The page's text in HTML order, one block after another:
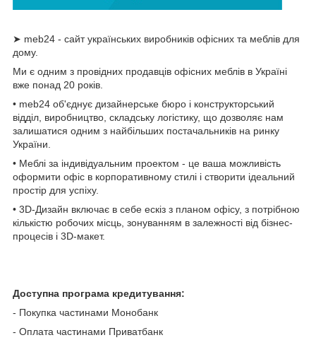
➤ meb24 - сайт українських виробників офісних та меблів для
дому.
Ми є одним з провідних продавців офісних меблів в Україні
вже понад 20 років.
• meb24 об'єднує дизайнерське бюро і конструкторський
відділ, виробництво, складську логістику, що дозволяє нам
залишатися одним з найбільших постачальників на ринку
України.
• Меблі за індивідуальним проектом - це ваша можливість
оформити офіс в корпоративному стилі і створити ідеальний
простір для успіху.
• 3D-Дизайн включає в себе ескіз з планом офісу, з потрібною
кількістю робочих місць, зонуванням в залежності від бізнес-
процесів і 3D-макет.
Доступна програма кредитування:
- Покупка частинами Монобанк
- Оплата частинами Приватбанк